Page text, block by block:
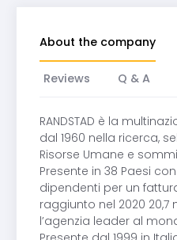
About the company
Reviews Q & A
RANDSTAD è la
dal 1960 nella ricerca,
Risorse Umane e
Presente in 38 Paesi
dipendenti per un
raggiunto nel 2020 20,7
l’agenzia leader al